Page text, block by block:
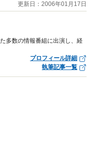
更新日：2006年01月17日
多数の情報番組に出演し、経
プロフィール詳細
執筆記事一覧